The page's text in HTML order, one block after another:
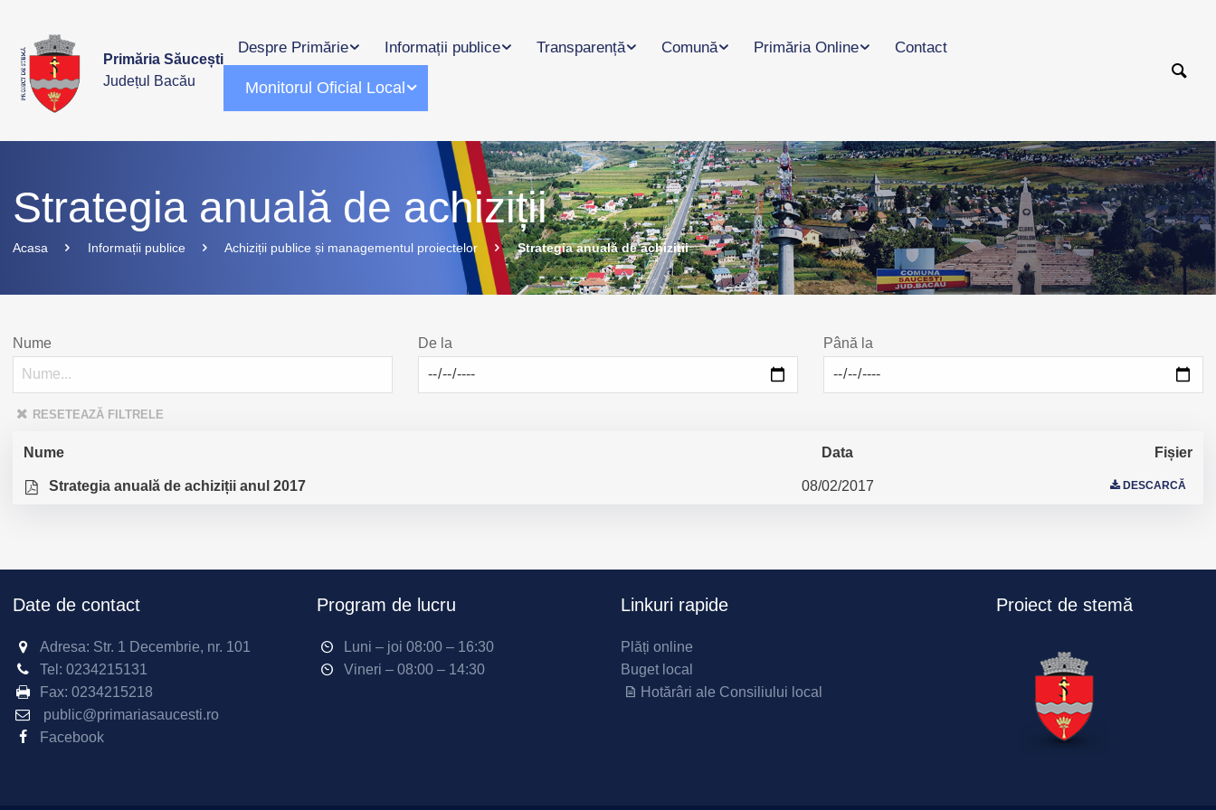
Primăria Săucești
Județul Bacău
Despre Primărie Informații publice Transparență Comună Primăria Online Contact
Monitorul Oficial Local
Strategia anuală de achiziții
Acasa Informații publice Achiziții publice și managementul proiectelor Strategia anuală de achiziții
Nume De la Până la
RESETEAZĂ FILTRELE
Nume Data Fișier
Strategia anuală de achiziții anul 2017 08/02/2017 DESCARCĂ
Date de contact
Adresa: Str. 1 Decembrie, nr. 101
Tel: 0234215131
Fax: 0234215218
public@primariasaucesti.ro
Facebook
Program de lucru
Luni – joi 08:00 – 16:30
Vineri – 08:00 – 14:30
Linkuri rapide
Plăți online
Buget local
Hotărâri ale Consiliului local
Proiect de stemă